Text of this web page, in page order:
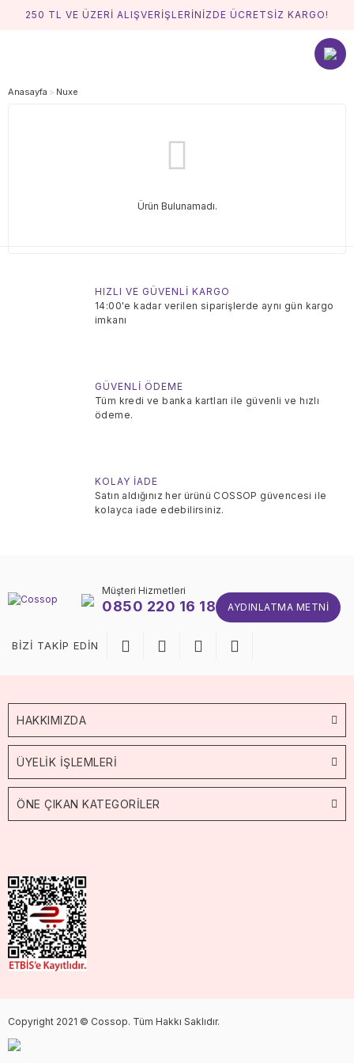
250 TL VE ÜZERİ ALIŞVERİŞLERİNİZDE ÜCRETSİZ KARGO!
Anasayfa Nuxe
Ürün Bulunamadı.
HIZLI VE GÜVENLİ KARGO
14:00'e kadar verilen siparişlerde aynı gün kargo
imkanı
GÜVENLİ ÖDEME
Tüm kredi ve banka kartları ile güvenli ve hızlı
ödeme.
KOLAY İADE
Satın aldığınız her ürünü COSSOP güvencesi ile
kolayca iade edebilirsiniz.
Müşteri Hizmetleri
0850 220 16 18 AYDINLATMA METNI
BİZİ TAKİP EDİN
HAKKIMIZDA
ÜYELİK İŞLEMLERİ
ÖNE ÇIKAN KATEGORİLER
Copyright 2021 © Cossop. Tüm Hakkı Saklıdır.